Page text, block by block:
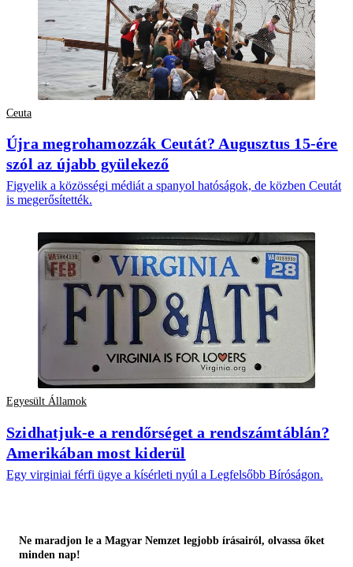
Ceuta
Újra megrohamozzák Ceutát? Augusztus 15-ére
szól az újabb gyülekező
Figyelik a közösségi médiát a spanyol hatóságok, de közben Ceutát
is megerősítették.
Egyesült Államok
Szidhatjuk-e a rendőrséget a rendszámtáblán?
Amerikában most kiderül
Egy virginiai férfi ügye a kísérleti nyúl a Legfelsőbb Bíróságon.
Ne maradjon le a Magyar Nemzet legjobb írásairól, olvassa őket
minden nap!